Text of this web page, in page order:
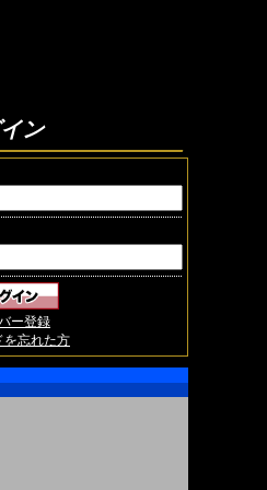
ン
ー登録
を忘れた方